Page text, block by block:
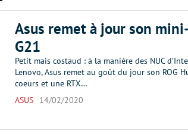
Asus remet à jour son mini-
G21
Petit mais costaud : à la manière des NUC
Lenovo, Asus remet au goût du jour son ROG
coeurs et une RTX…
ASUS
14/02/2020